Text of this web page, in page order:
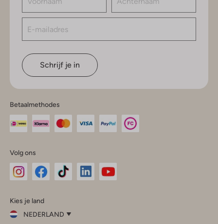
Schrijf je in
Betaalmethodes
Volg ons
InstagramFacebook
Kies je land
NEDERLAND